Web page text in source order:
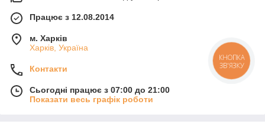
Працює з 12.08.2014
м. Харків
Харків, Україна
Контакти
Сьогодні працює з 07:00 до 21:00
Показати весь графік роботи
КНОПКА
ЗВ'ЯЗКУ